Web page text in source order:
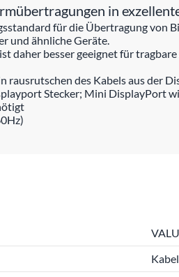
in
für die Übertragung von
und ähnliche Geräte.
daher besser geeignet für
rausrutschen des Kabels aus der
Stecker; Mini DisplayPort
Kabel